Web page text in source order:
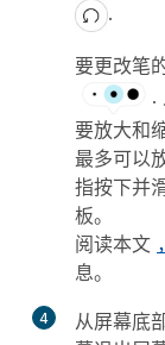
.
要更改笔
.
要放大和
最多可以
指按下并
板。
阅读本文
息。
4
从屏幕底